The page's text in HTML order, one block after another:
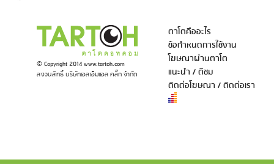
© Copyright 2014 www.tartoh.com
สงวนสิทธิ์ บริษัทเอสเอ็มแอล คลิ๊ก จำกัด
ตาโตคืออะไร
ข้อกำหนดการใช้งาน
โฆษณาผ่านตาโต
แนะนำ / ติชม
ติดต่อโฆษณา / ติดต่อเรา